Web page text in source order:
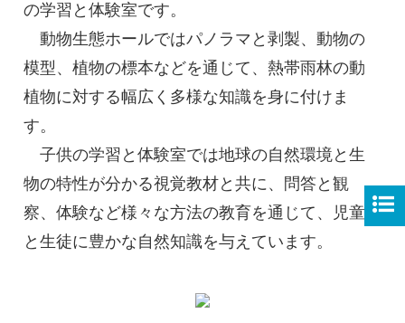
の学習と体験室です。
動物生態ホールではパノラマと剥製、動物の
模型、植物の標本などを通じて、熱帯雨林の動
植物に対する幅広く多様な知識を身に付けま
す。
子供の学習と体験室では地球の自然環境と生
物の特性が分かる視覚教材と共に、問答と観
察、体験など様々な方法の教育を通じて、児童
と生徒に豊かな自然知識を与えています。